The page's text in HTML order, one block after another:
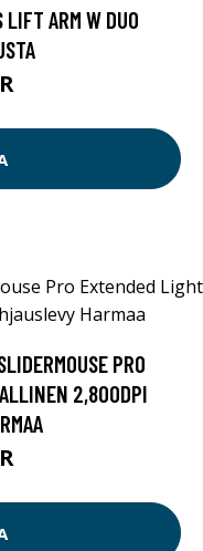
LIFT ARM W DUO
PRO
2,800DPI